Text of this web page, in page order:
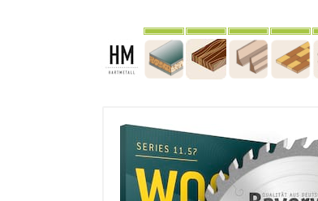
Hobeln/Fräsen
Gewerkeshops